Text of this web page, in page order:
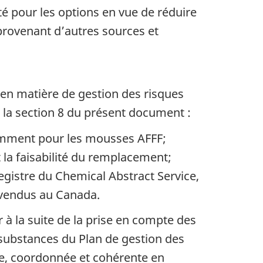
pour les options en vue de réduire
d’autres sources et
matière de gestion des risques
section 8 du présent document :
pour les mousses AFFF;
faisabilité du remplacement;
du Chemical Abstract Service,
au Canada.
la suite de la prise en compte des
du Plan de gestion des
coordonnée et cohérente en